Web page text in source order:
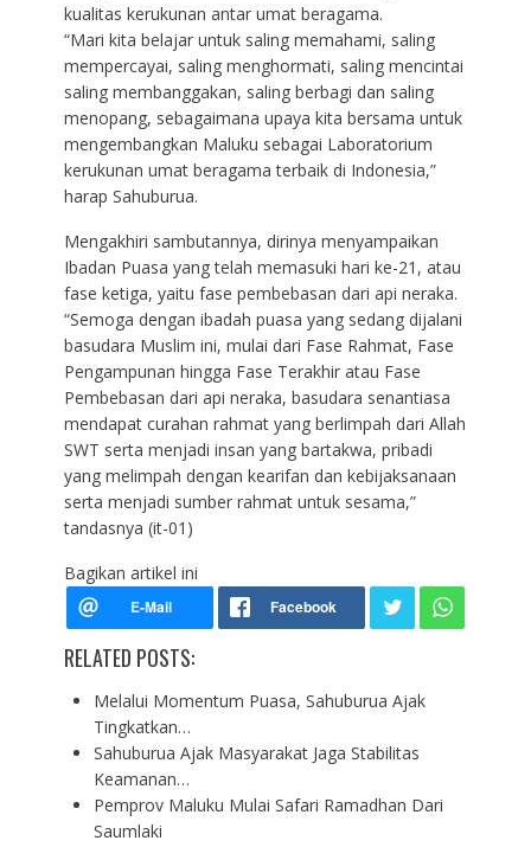
kualitas kerukunan antar umat beragama.
“Mari kita belajar untuk saling memahami, saling
mempercayai, saling menghormati, saling mencintai
saling membanggakan, saling berbagi dan saling
menopang, sebagaimana upaya kita bersama untuk
mengembangkan Maluku sebagai Laboratorium
kerukunan umat beragama terbaik di Indonesia,”
harap Sahuburua.
Mengakhiri sambutannya, dirinya menyampaikan
Ibadan Puasa yang telah memasuki hari ke-21, atau
fase ketiga, yaitu fase pembebasan dari api neraka.
“Semoga dengan ibadah puasa yang sedang dijalani
basudara Muslim ini, mulai dari Fase Rahmat, Fase
Pengampunan hingga Fase Terakhir atau Fase
Pembebasan dari api neraka, basudara senantiasa
mendapat curahan rahmat yang berlimpah dari Allah
SWT serta menjadi insan yang bartakwa, pribadi
yang melimpah dengan kearifan dan kebijaksanaan
serta menjadi sumber rahmat untuk sesama,”
tandasnya (it-01)
Bagikan artikel ini
RELATED POSTS:
Melalui Momentum Puasa, Sahuburua Ajak
Tingkatkan…
Sahuburua Ajak Masyarakat Jaga Stabilitas
Keamanan…
Pemprov Maluku Mulai Safari Ramadhan Dari
Saumlaki